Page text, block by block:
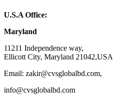
U.S.A Office:
Maryland
11211 Independence way,
Ellicott City, Maryland 21042,USA
Email: zakir@cvsglobalbd.com,
info@cvsglobalbd.com